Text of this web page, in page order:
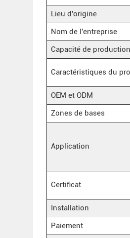
Lieu d'origine
Nom de l'entreprise
Capacité de
Caractéristiques du
OEM et ODM
Zones de bases
Application
Certificat
Installation
Paiement